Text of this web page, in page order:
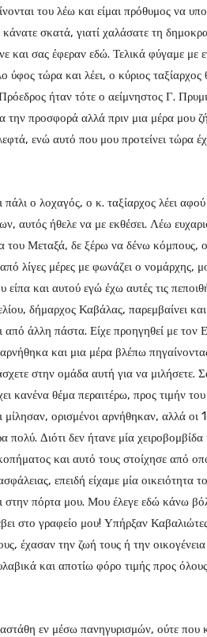
του λέω και είμαι πρόθυμος να
σκατά, γιατί χαλάσατε τη
και σας έφεραν εδώ. Τελικά φύγαμε με
τώρα και λέει, ο κύριος ταξίαρχος
ήταν τότε ο αείμνηστος Γ.
την προσφορά αλλά πριν μια μέρα μου
ενώ αυτό που μου προτείνει τώρα
ο λοχαγός, ο κ. ταξίαρχος λέει
αυτός ήθελε να με εκθέσει. Λέω
του Μεταξά, δε ξέρω να δένω κόμπους,
λίγες μέρες με φωνάζει ο νομάρχης,
και αυτού εγώ έχω αυτές τις
δήμαρχος Καβάλας, παρεμβαίνει
από άλλη πάστα. Είχε προηγηθεί με τον
και μια μέρα βλέπω
στην ομάδα αυτή για να μιλήσετε.
κανένα θέμα περαιτέρω, προς τιμήν
μίλησαν, ορισμένοι αρνήθηκαν, αλλά
πολύ. Διότι δεν ήτανε μία
και αυτό τους στοίχησε από
επειδή είχαμε μία
στην πόρτα μου. Μου έλεγε εδώ κάνω
στο γραφείο μου! Υπήρξαν
έχασαν την ζωή τους ή την
και αποτίω φόρο τιμής προς
εν μέσω πανηγυρισμών, ούτε που